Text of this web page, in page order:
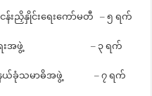
းညှိနှိုင်းရေးကော်မတီ – ၅ ရက်
ဖြေရေးအဖွဲ့ – ၃ ရက်
နယ်ခုံသမာဓိအဖွဲ့ – ၇ ရက်